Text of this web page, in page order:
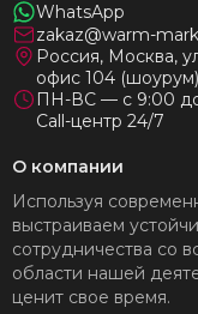
WhatsApp
zakaz@warm-
Россия, Москва,
офис 104
ПН-ВС — с 9:00
Call-центр 24/7
О компании
Используя
выстраиваем
сотрудничества со
области нашей
ценит свое время.